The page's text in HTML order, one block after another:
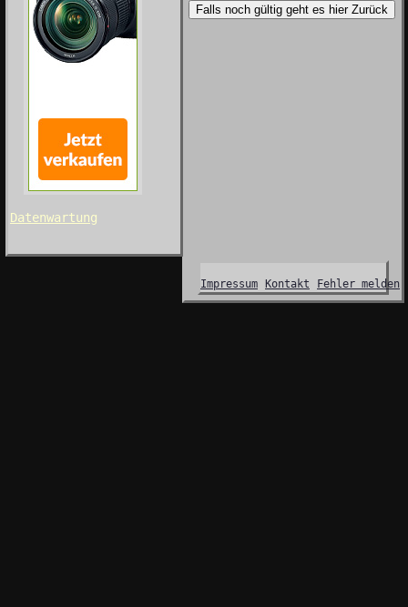
Datenwartung
Falls noch gültig geht es hier Zurück
Impressum Kontakt Fehler melden